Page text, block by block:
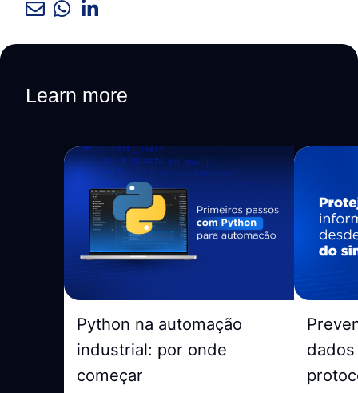
Learn more
Python na automação
industrial: por onde
começar